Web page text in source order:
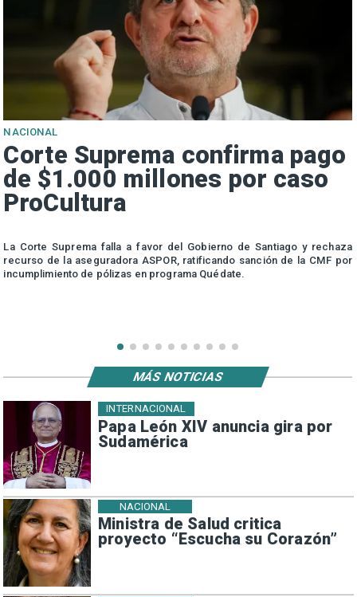
NACIONAL
Corte Suprema confirma pago
de $1.000 millones por caso
ProCultura
La Corte Suprema falla a favor del Gobierno de Santiago y rechaza
recurso de la aseguradora ASPOR, ratificando sanción de la CMF por
incumplimiento de pólizas en programa Quédate.
Papa León XIV anuncia gira por
Sudamérica
INTERNACIONAL
Ministra de Salud critica
proyecto “Escucha su Corazón”
NACIONAL
MÁS NOTICIAS